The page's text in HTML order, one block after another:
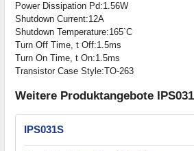
Power Dissipation Pd:1.56W
Shutdown Current:12A
Shutdown Temperature:165`C
Turn Off Time, t Off:1.5ms
Turn On Time, t On:1.5ms
Transistor Case Style:TO-263
Weitere Produktangebote
IPS031S